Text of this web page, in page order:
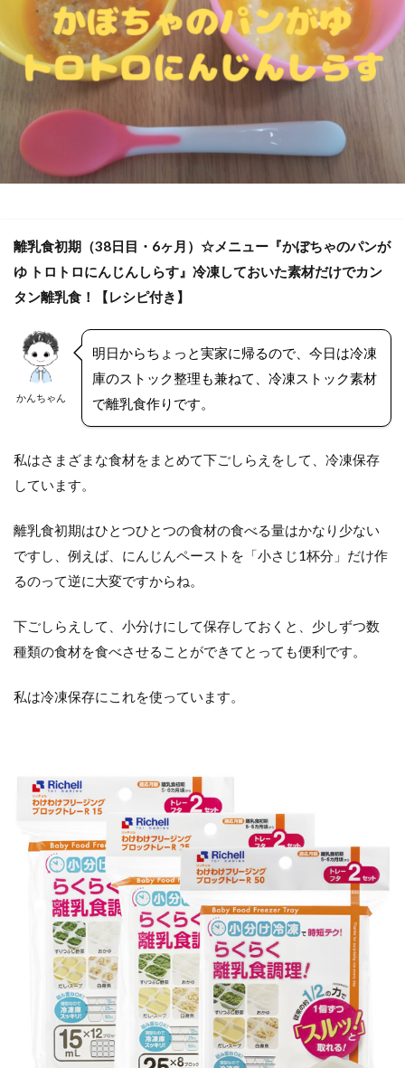
離乳食初期（38日目・6ヶ月）☆メニュー『かぼちゃのパンが
ゆ トロトロにんじんしらす』冷凍しておいた素材だけでカン
タン離乳食！【レシピ付き】
かんちゃん
明日からちょっと実家に帰るので、今日は冷凍
庫のストック整理も兼ねて、冷凍ストック素材
で離乳食作りです。
私はさまざまな食材をまとめて下ごしらえをして、冷凍保存
しています。
離乳食初期はひとつひとつの食材の食べる量はかなり少ない
ですし、例えば、にんじんペーストを「小さじ1杯分」だけ作
るのって逆に大変ですからね。
下ごしらえして、小分けにして保存しておくと、少しずつ数
種類の食材を食べさせることができてとっても便利です。
私は冷凍保存にこれを使っています。